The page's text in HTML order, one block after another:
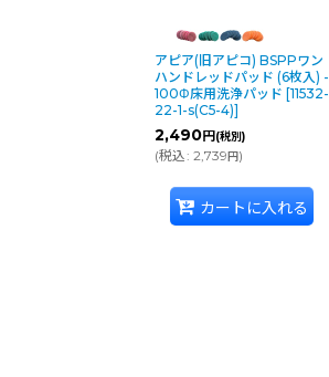
アピア(旧アピコ) BSPPワン
ハンドレッドパッド (6枚入) -
100Φ床用洗浄パッド [11532-
22-1-s(C5-4)]
2,490円 (税別)
(税込: 2,739 円)
カートに入れる